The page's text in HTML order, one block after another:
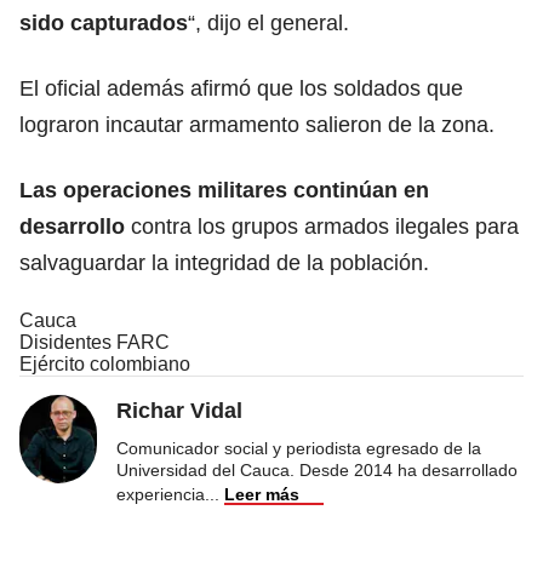
sido capturados“, dijo el general.
El oficial además afirmó que los soldados que
lograron incautar armamento salieron de la zona.
Las operaciones militares continúan en
desarrollo contra los grupos armados ilegales para
salvaguardar la integridad de la población.
Cauca
Disidentes FARC
Ejército colombiano
Richar Vidal
Comunicador social y periodista egresado de la
Universidad del Cauca. Desde 2014 ha desarrollado
experiencia
Leer más